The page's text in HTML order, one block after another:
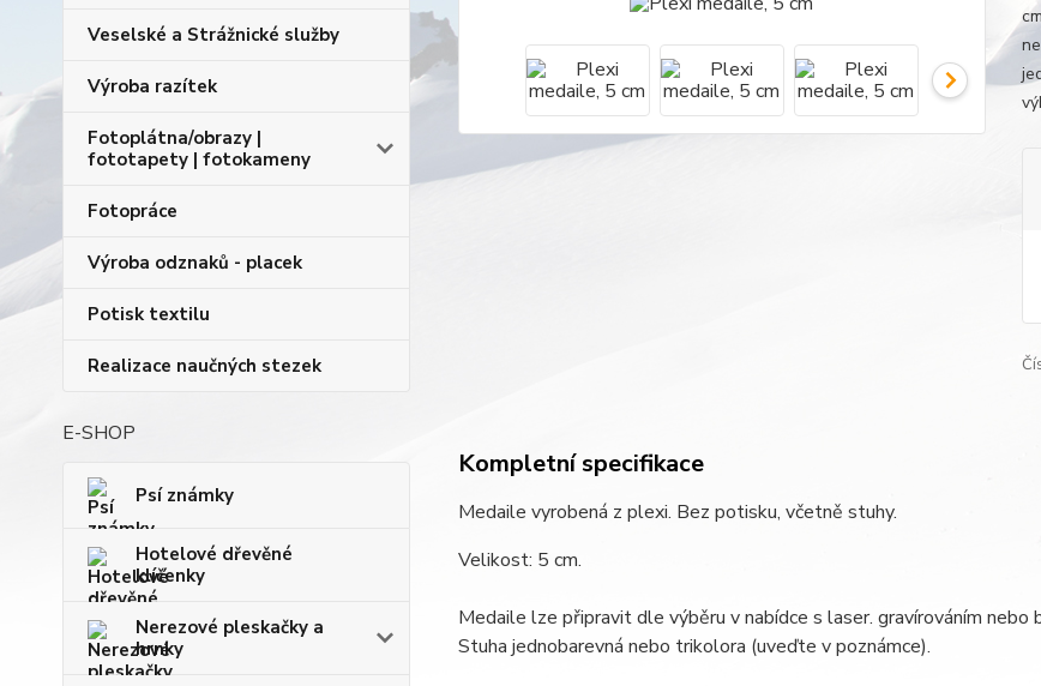
Veselské a Strážnické služby
Výroba razítek
Fotoplátna/obrazy |
fototapety | fotokameny
Fotopráce
Výroba odznaků - placek
Potisk textilu
Realizace naučných stezek
E-SHOP
Psí známky
Hotelové dřevěné
klíčenky
Nerezové pleskačky a
hrnky
Kompletní specifikace
Medaile vyrobená z plexi. Bez potisku, včetně stuhy.
Velikost: 5 cm.
Medaile lze připravit dle výběru v nabídce s laser. gravírováním
Stuha jednobarevná nebo trikolora (uveďte v poznámce).